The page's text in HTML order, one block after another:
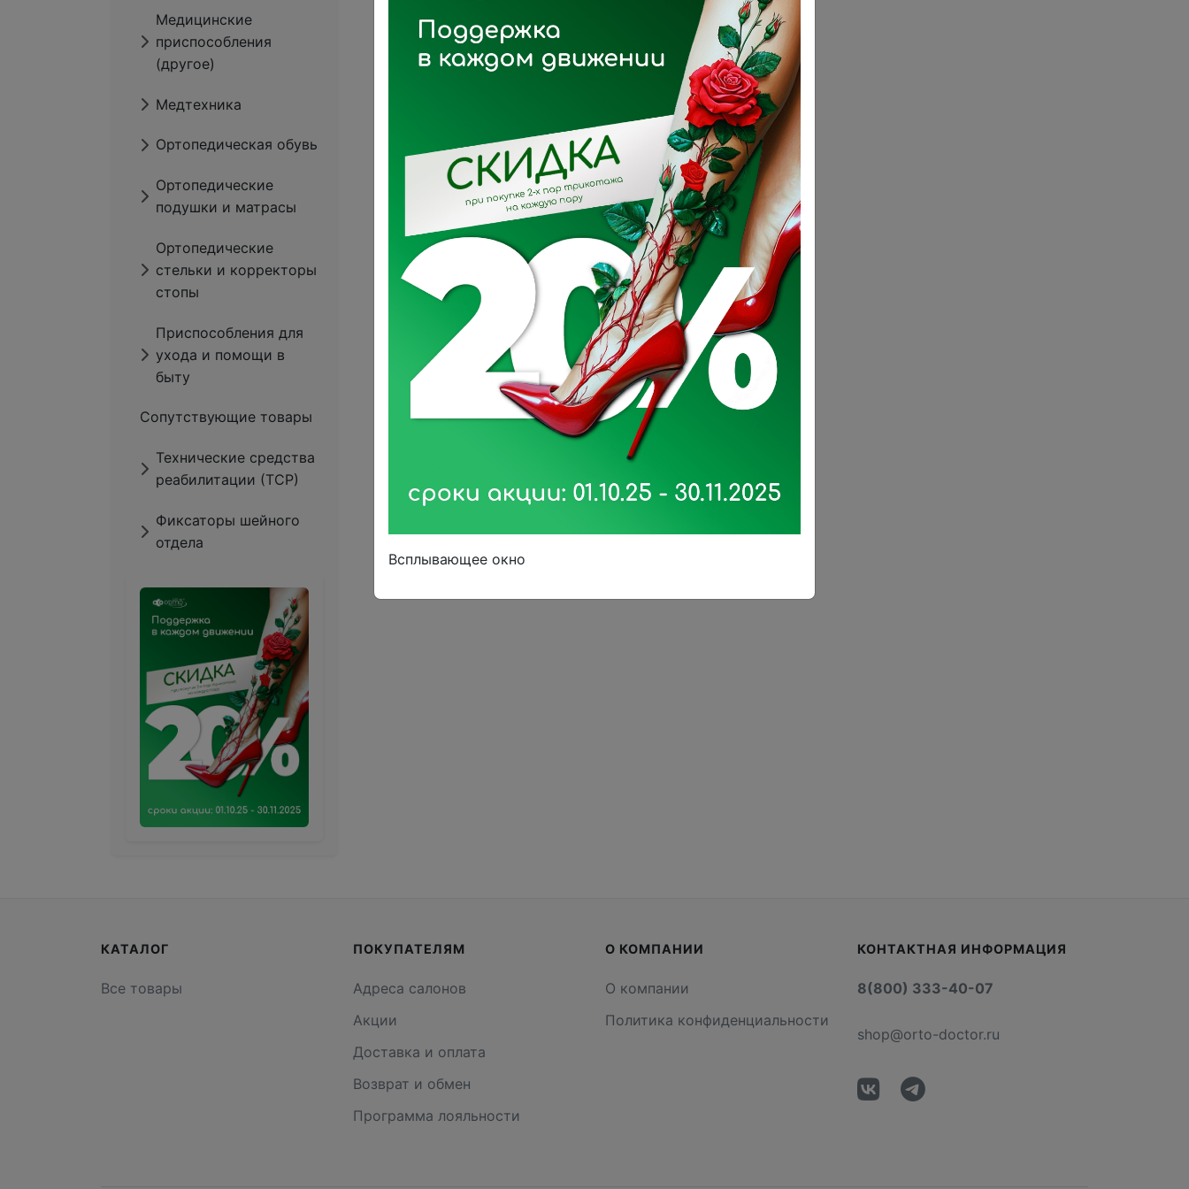
Медицинские
приспособления
(другое)
Медтехника
Ортопедическая обувь
Ортопедические
подушки и матрасы
Ортопедические
стельки и корректоры
стопы
Приспособления для
ухода и помощи в
быту
Сопутствующие товары
Технические средства
реабилитации (ТСР)
Фиксаторы шейного
отдела
КАТАЛОГ
Все товары
ПОКУПАТЕЛЯМ
Адреса салонов
Акции
Доставка и оплата
Возврат и обмен
Программа лояльности
О КОМПАНИИ
О компании
Политика конфиденциальности
КОНТАКТНАЯ ИНФОРМАЦИЯ
8(800) 333-40-07
shop@orto-doctor.ru
Всплывающее окно